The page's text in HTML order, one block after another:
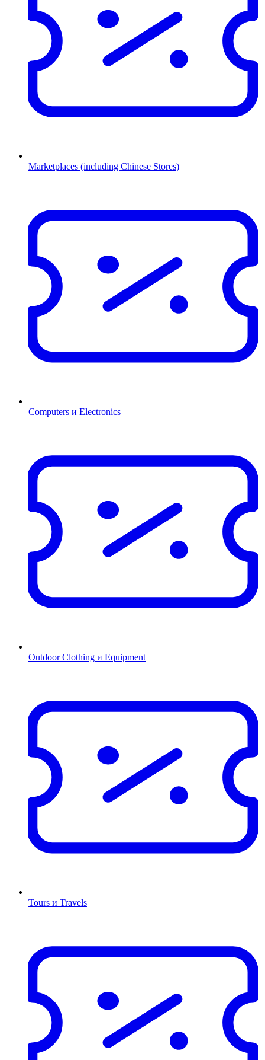
Marketplaces (including Chinese Stores)
Computers и Electronics
Outdoor Clothing и Equipment
Tours и Travels